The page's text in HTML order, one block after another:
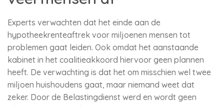
Experts verwachten dat het einde aan de
hypotheekrenteaftrek voor miljoenen mensen tot
problemen gaat leiden. Ook omdat het aanstaande
kabinet in het coalitieakkoord hiervoor geen plannen
heeft. De verwachting is dat het om misschien wel twee
miljoen huishoudens gaat, maar niemand weet dat
zeker. Door de Belastingdienst werd en wordt geen